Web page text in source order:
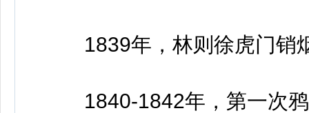
1839年，林则徐虎门销
1840-1842年，第一次鸦